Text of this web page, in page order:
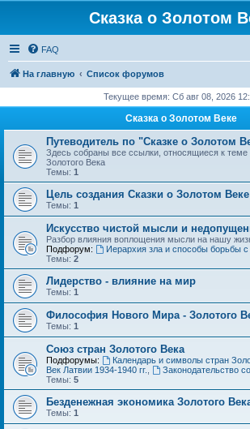
Сказка о Золотом
FAQ
На главную Список форумов
Текущее время: Сб авг 08, 2026
Сказка о Золотом Веке
Путеводитель по "Сказке о Золотом
Здесь собраны все ссылки, относящиеся к теме
Золотого Века
Темы: 1
Цель создания Сказки о Золотом Веке
Темы: 1
Искусство чистой мысли и
Разбор влияния воплощения мысли на нашу
Подфорум:
Иерархия зла и способы борьбы с
Темы: 2
Лидерство - влияние на мир
Темы: 1
Философия Нового Мира - Золотого
Темы: 1
Cоюз стран Золотого Века
Подфорумы: Календарь и символы стран
Век Латвии 1934-1940 гг.
Законодательство
Темы: 5
Безденежная экономика Золотого
Темы: 1